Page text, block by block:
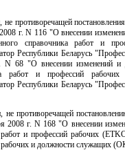
противоречащей
г. N 116 "О внесении
справочника работ и
Республики Беларусь
68 "О внесении изменений и
работ и профессий
Республики Беларусь
противоречащей
2008 г. N 168 "О внесении
и профессий рабочих
и должности служащих